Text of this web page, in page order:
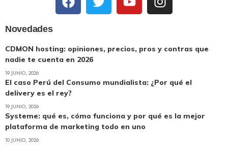
Novedades
CDMON hosting: opiniones, precios, pros y contras que
nadie te cuenta en 2026
19 JUNIO, 2026
El caso Perú del Consumo mundialista: ¿Por qué el
delivery es el rey?
19 JUNIO, 2026
Systeme: qué es, cómo funciona y por qué es la mejor
plataforma de marketing todo en uno
10 JUNIO, 2026